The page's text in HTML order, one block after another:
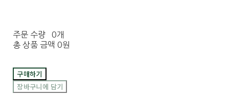
주문 수량
0개
총 상품 금액 0원
구매하기
장바구니에 담기